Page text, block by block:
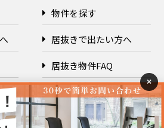
物件を探す
居抜きで出たい方へ
居抜き物件FAQ
プライバシーポリシー
×